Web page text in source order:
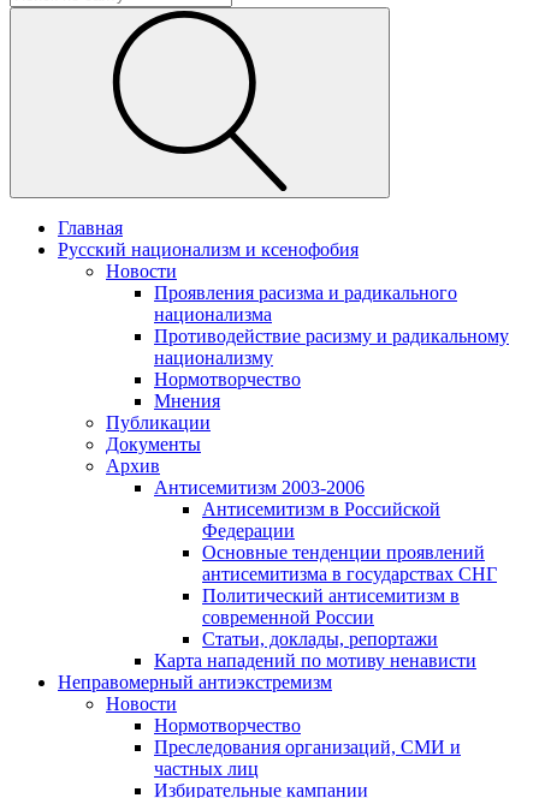
Главная
Русский национализм и ксенофобия
Новости
Проявления расизма и радикального
национализма
Противодействие расизму и радикальному
национализму
Нормотворчество
Мнения
Публикации
Документы
Архив
Антисемитизм 2003-2006
Антисемитизм в Российской
Федерации
Основные тенденции проявлений
антисемитизма в государствах СНГ
Политический антисемитизм в
современной России
Статьи, доклады, репортажи
Карта нападений по мотиву ненависти
Неправомерный антиэкстремизм
Новости
Нормотворчество
Преследования организаций, СМИ и
частных лиц
Избирательные кампании